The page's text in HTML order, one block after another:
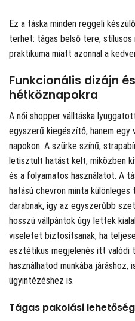
Ez a táska minden reggeli
terhet: tágas belső tere,
praktikuma miatt azonnal a
Funkcionális dizájn
hétköznapokra
A női shopper válltáska
egyszerű kiegészítő, hanem egy
napokon. A szürke színű,
letisztult hatást kelt, miközben
és a folyamatos használatot. A
hatású chevron minta
darabnak, így az egyszerűbb
hosszú vállpántok úgy lettek
viseletet biztosítsanak, ha
esztétikus megjelenés itt valódi
használhatod munkába járáshoz,
ügyintézéshez is.
Tágas pakolási